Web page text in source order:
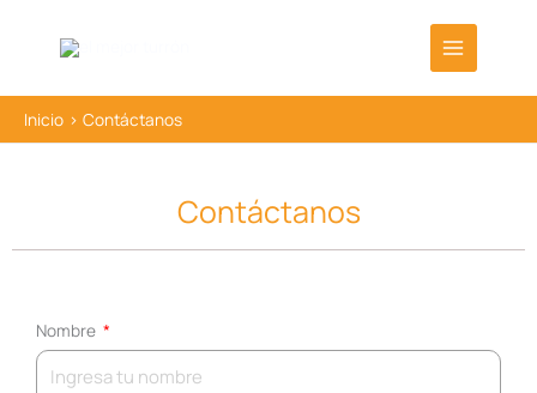
Inicio Contáctanos
Contáctanos
Nombre